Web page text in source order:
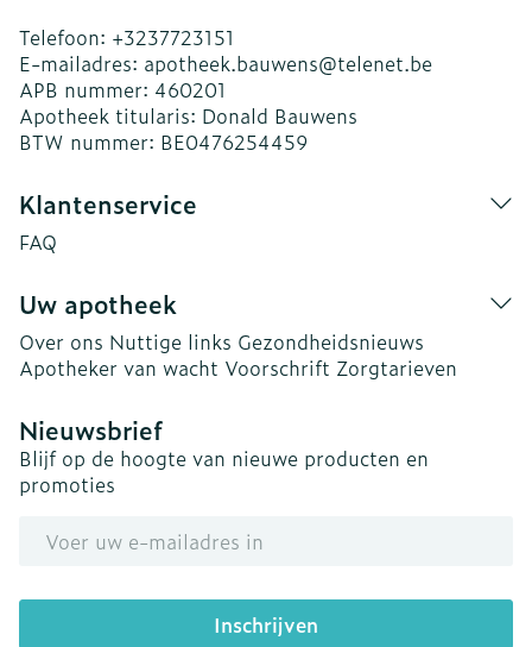
Telefoon: +3237723151
E-mailadres: apotheek.bauwens@telenet.be
APB nummer: 460201
Apotheek titularis: Donald Bauwens
BTW nummer: BE0476254459
Klantenservice
FAQ
Uw apotheek
Over ons Nuttige links Gezondheidsnieuws
Apotheker van wacht Voorschrift Zorgtarieven
Nieuwsbrief
Blijf op de hoogte van nieuwe producten en
promoties
Inschrijven